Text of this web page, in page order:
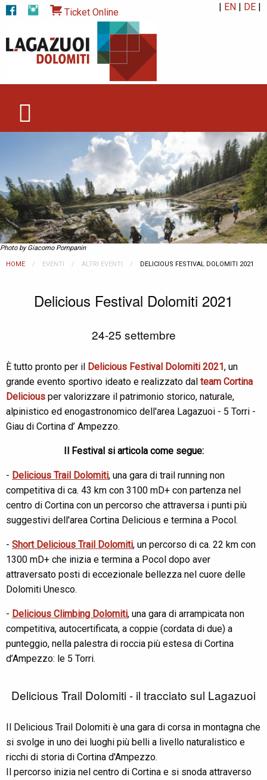
Ticket Online | EN| DE|
Photo by Giacomo Pompanin
HOME EVENTI ALTRI EVENTI CURRENT:
DELICIOUS FESTIVAL DOLOMITI 2021
Delicious Festival Dolomiti 2021
24-25 settembre
È tutto pronto per il Delicious Festival Dolomiti 2021, un
grande evento sportivo ideato e realizzato dal team Cortina
Delicious per valorizzare il patrimonio storico, naturale,
alpinistico ed enogastronomico dell'area Lagazuoi - 5 Torri -
Giau di Cortina d’ Ampezzo.
Il Festival si articola come segue:
- Delicious Trail Dolomiti, una gara di trail running non
competitiva di ca. 43 km con 3100 mD+ con partenza nel
centro di Cortina con un percorso che attraversa i punti più
suggestivi dell'area Cortina Delicious e termina a Pocol.
- Short Delicious Trail Dolomiti, un percorso di ca. 22 km con
1300 mD+ che inizia e termina a Pocol dopo aver
attraversato posti di eccezionale bellezza nel cuore delle
Dolomiti Unesco.
- Delicious Climbing Dolomiti, una gara di arrampicata non
competitiva, autocertificata, a coppie (cordata di due) a
punteggio, nella palestra di roccia più estesa di Cortina
d’Ampezzo: le 5 Torri.
Delicious Trail Dolomiti - il tracciato sul Lagazuoi
Il Delicious Trail Dolomiti è una gara di corsa in montagna che
si svolge in uno dei luoghi più belli a livello naturalistico e
ricchi di storia di Cortina d'Ampezzo.
Il percorso inizia nel centro di Cortina e si snoda attraverso